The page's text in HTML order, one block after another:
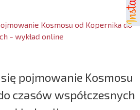
Kosmosu od Kopernika do
- wykład online
się pojmowanie Kosmosu
czasów współczesnych